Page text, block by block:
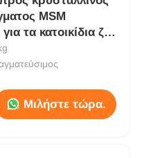
MSM
τα κατοικίδια ζώα
Μιλήστε τώρα.